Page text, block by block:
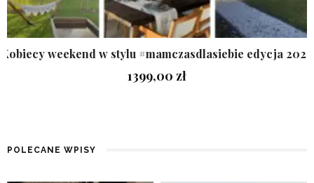
Kobiecy weekend w stylu #mamczasdlasiebie edycja 2026
1399,00 zł
POLECANE WPISY